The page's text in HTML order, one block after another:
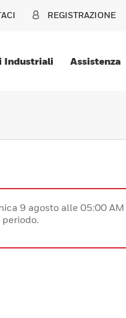
REGISTRAZIONE
Industriali Assistenza
9 agosto alle 05:00